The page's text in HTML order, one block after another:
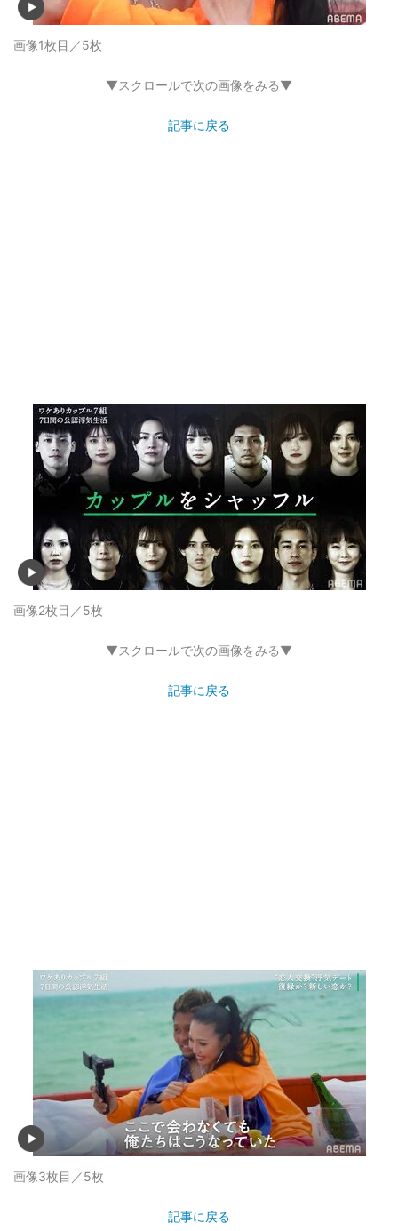
画像1枚目／5枚
▼スクロールで次の画像をみる▼
記事に戻る
画像2枚目／5枚
▼スクロールで次の画像をみる▼
記事に戻る
画像3枚目／5枚
記事に戻る